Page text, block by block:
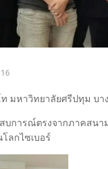
มหาวิทยาลัยศรีปทุม บา
บการณ์ตรงจากภาคสน
ลกไซเบอร์